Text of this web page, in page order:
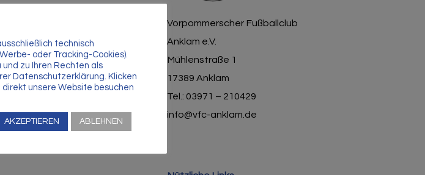
Vorpommerscher Fußballclub
Anklam e.V.
Mühlenstraße 1
17389 Anklam
Tel.: 03971 – 210429
info@vfc-anklam.de
technisch
oder Tracking-Cookies).
zu Ihren Rechten als
Datenschutzerklärung. Klicken
direkt unsere Website besuchen
AKZEPTIEREN ABLEHNEN